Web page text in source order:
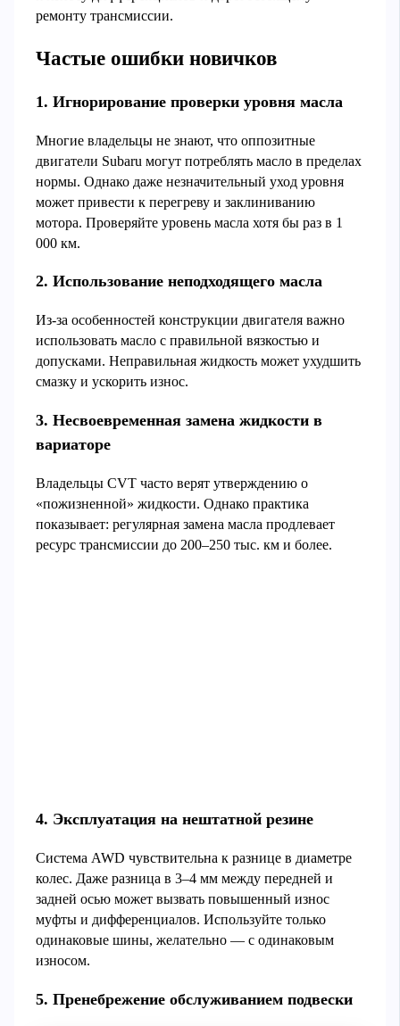
ремонту трансмиссии.
Частые ошибки новичков
1. Игнорирование проверки уровня масла
Многие владельцы не знают, что оппозитные
двигатели Subaru могут потреблять масло в пределах
нормы. Однако даже незначительный уход уровня
может привести к перегреву и заклиниванию
мотора. Проверяйте уровень масла хотя бы раз в 1
000 км.
2. Использование неподходящего масла
Из-за особенностей конструкции двигателя важно
использовать масло с правильной вязкостью и
допусками. Неправильная жидкость может ухудшить
смазку и ускорить износ.
3. Несвоевременная замена жидкости в
вариаторе
Владельцы CVT часто верят утверждению о
«пожизненной» жидкости. Однако практика
показывает: регулярная замена масла продлевает
ресурс трансмиссии до 200–250 тыс. км и более.
4. Эксплуатация на нештатной резине
Система AWD чувствительна к разнице в диаметре
колес. Даже разница в 3–4 мм между передней и
задней осью может вызвать повышенный износ
муфты и дифференциалов. Используйте только
одинаковые шины, желательно — с одинаковым
износом.
5. Пренебрежение обслуживанием подвески